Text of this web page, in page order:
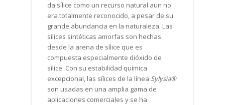
da sílice como un recurso natural aun no
era totalmente reconocido, a pesar de su
grande abundancia en la naturaleza. Las
sílices sintéticas amorfas son hechas
desde la arena de sílice que es
compuesta especialmente dióxido de
sílice. Con su estabilidad química
excepcional, las sílices de la línea Sylysia®
son usadas en una amplia gama de
aplicaciones comerciales y se ha